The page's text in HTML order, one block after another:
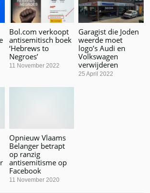
Bol.com verkoopt
antisemitisch boek
‘Hebrews to
Negroes’
11 November 2022
Garagist die Joden
weerde moet
logo’s Audi en
Volkswagen
verwijderen
25 April 2022
Opnieuw Vlaams
Belanger betrapt
op ranzig
antisemitisme op
Facebook
11 November 2020